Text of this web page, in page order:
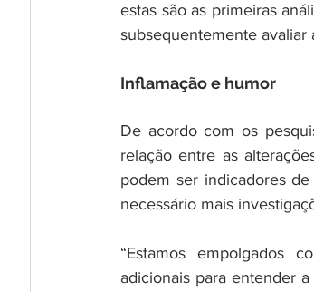
estas são as primeiras
subsequentemente avaliar
Inflamação e humor
De acordo com os
relação entre as
podem ser indicadores
necessário mais
“Estamos empolgados
adicionais para entender